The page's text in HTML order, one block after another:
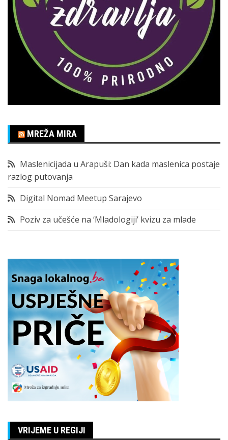
MREŽA MIRA
Maslenicijada u Arapuši: Dan kada maslenica postaje
razlog putovanja
Digital Nomad Meetup Sarajevo
Poziv za učešće na ‘Mladologiji’ kvizu za mlade
VRIJEME U REGIJI